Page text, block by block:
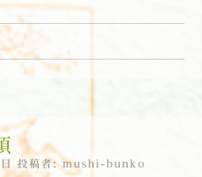
投稿者:mushi-bunko